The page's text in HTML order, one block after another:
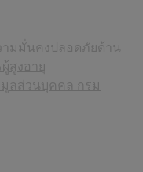
มมั่นคงปลอดภัยด้าน
สูงอายุ
ลส่วนบุคคล กรม